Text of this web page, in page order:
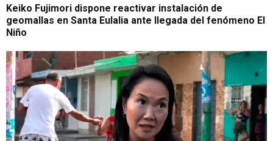
Keiko Fujimori dispone reactivar instalación de
geomallas en Santa Eulalia ante llegada del fenómeno El
Niño